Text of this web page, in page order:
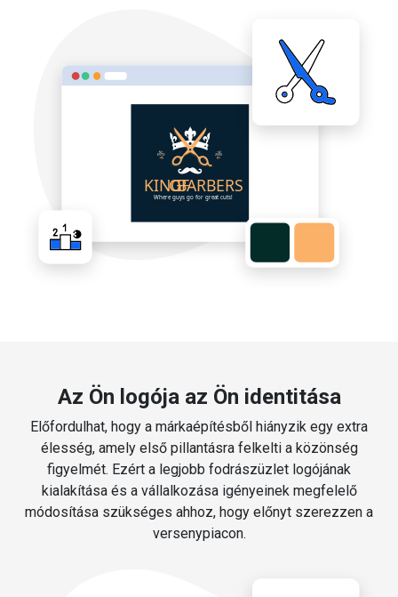
Az Ön logója az Ön identitása
Előfordulhat, hogy a márkaépítésből hiányzik egy extra
élesség, amely első pillantásra felkelti a közönség
figyelmét. Ezért a legjobb fodrászüzlet logójának
kialakítása és a vállalkozása igényeinek megfelelő
módosítása szükséges ahhoz, hogy előnyt szerezzen a
versenypiacon.